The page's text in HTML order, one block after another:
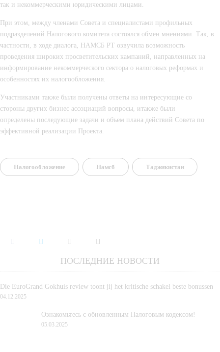
так и некоммерческими юридическими лицами.
При этом, между членами Совета и специалистами профильных
подразделений Налогового комитета состоялся обмен мнениями. Так, в
частности, в ходе диалога, НАМСБ РТ озвучила возможность
проведения широких просветительских кампаний, направленных на
информирование некоммерческого сектора о налоговых реформах и
особенностях их налогообложения.
Участниками также были получены ответы на интересующие со
стороны других бизнес ассоциаций вопросы, итакже были
определены последующие задачи и объем плана действий Совета по
эффективной реализации Проекта.
Налогообложение Намсб Таджикистан
ПОСЛЕДНИЕ НОВОСТИ
Die EuroGrand Gokhuis review toont jij het kritische schakel beste bonussen
04.12.2025
Ознакомьтесь с обновленным Налоговым кодексом!
05.03.2025